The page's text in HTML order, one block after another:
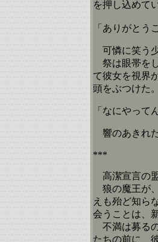
を押し込めて
「ありがとう
可憐に笑う
祭は眼帯を
て彼女を視界
頭をぶつけた。
「なにやって
響のあきれ
***
高潔宣言の
狼の魔王が
えも殆ど知ら
会うことは、
不満は募る
たちの前に、